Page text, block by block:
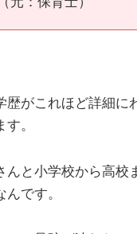
歴がこれほど詳細に
。
んと小学校から高校
です。